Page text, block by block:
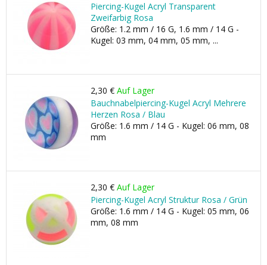
Piercing-Kugel Acryl Transparent
Zweifarbig Rosa
Größe: 1.2 mm / 16 G, 1.6 mm / 14 G -
Kugel: 03 mm, 04 mm, 05 mm, ...
2,30 € Auf Lager
Bauchnabelpiercing-Kugel Acryl Mehrere
Herzen Rosa / Blau
Größe: 1.6 mm / 14 G - Kugel: 06 mm, 08
mm
2,30 € Auf Lager
Piercing-Kugel Acryl Struktur Rosa / Grün
Größe: 1.6 mm / 14 G - Kugel: 05 mm, 06
mm, 08 mm